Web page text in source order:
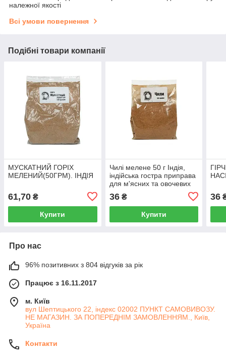
належної якості
Всі умови повернення
Подібні товари компанії
МУСКАТНИЙ ГОРІХ
МЕЛЕНИЙ(50ГРМ). ІНДІЯ
61,70 ₴
Купити
Чилі мелене 50 г Індія,
індійська гостра приправа
для м'ясних та овочевих
36₴
Купити
36
Про нас
96% позитивних з 804 відгуків за рік
Працює з 16.11.2017
м. Київ
вул Шептицького 22, індекс 02002 ПУНКТ САМОВИВОЗУ.
НЕ МАГАЗИН. ЗА ПОПЕРЕДНІМ ЗАМОВЛЕННЯМ., Київ,
Україна
Контакти